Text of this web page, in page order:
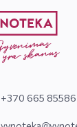
+370 665 85586